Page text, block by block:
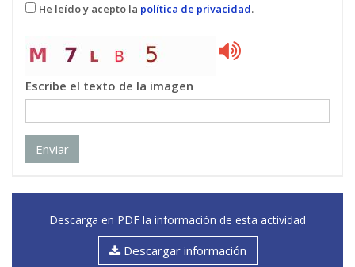
He leído y acepto la política de privacidad.
Escribe el texto de la imagen
Enviar
Descarga en PDF la información de esta actividad
Descargar información